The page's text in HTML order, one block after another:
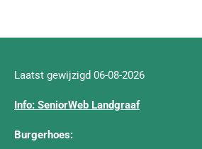
Laatst gewijzigd 06-08-2026
Info: SeniorWeb Landgraaf
Burgerhoes: